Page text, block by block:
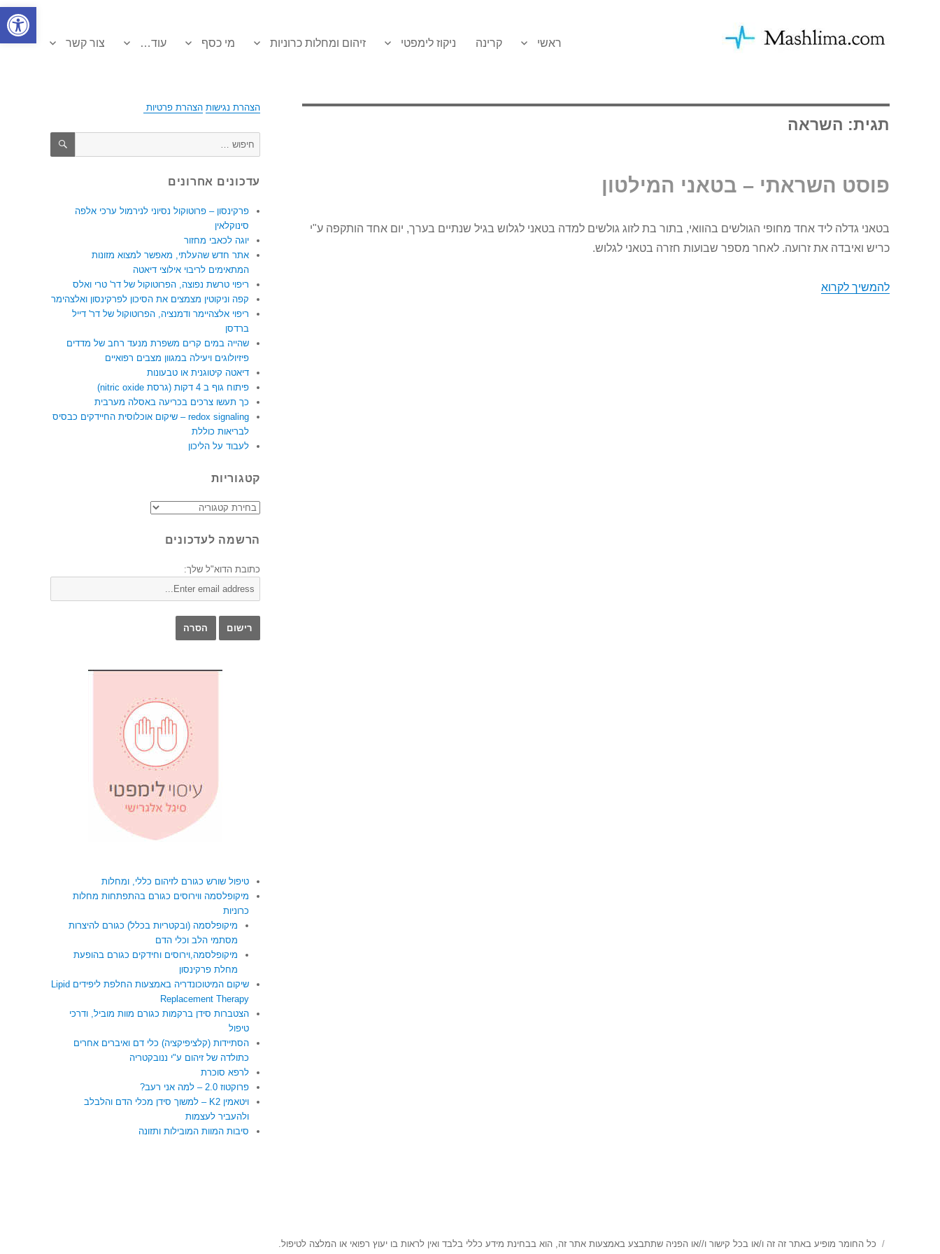
פתח
ראשי קרינה ניקוז לימפטי זיהום ומחלות כרוניות מי כסף עוד… צור קשר
תגית: השראה
פוסט השראתי – בטאני המילטון
בטאני גדלה ליד אחד מחופי הגולשים בהוואי, בתור בת לזוג גולשים למדה בטאני לגלוש בגיל שנתיים בערך, יום אחד הותקפה ע"י
כריש ואיבדה את זרועה. לאחר מספר שבועות חזרה בטאני לגלוש.
להמשיך לקרוא
הצהרת נגישות הצהרת פרטיות
חפש:
עדכונים אחרונים
פרקינסון – פרוטוקול נסיוני לנירמול ערכי אלפה
סינוקלאין
יוגה לכאבי מחזור
אתר חדש שהעלתי, מאפשר למצוא מזונות
המתאימים לריבוי אילוצי דיאטה
ריפוי טרשת נפוצה, הפרוטוקול של דר' טרי ואלס
קפה וניקוטין מצמצים את הסיכון לפרקינסון ואלצהימר
ריפוי אלצהיימר ודמנציה, הפרוטוקול של דר' דייל
ברדסן
שהייה במים קרים משפרת מנעד רחב של מדדים
פיזיולוגים ויעילה במגוון מצבים רפואיים
דיאטה קיטוגנית או טבעונות
פיתוח גוף ב 4 דקות (גרסת nitric oxide)
כך תעשו צרכים בכריעה באסלה מערבית
redox signaling – שיקום אוכלוסית החיידקים כבסיס
לבריאות כוללת
לעבוד על הליכון
קטגוריות
קטגוריות
הרשמה לעדכונים
כתובת הדוא"ל שלך:
טיפול שורש כגורם לזיהום כללי, ומחלות
מיקופלסמה ווירוסים כגורם בהתפתחות מחלות
כרוניות
מיקופלסמה (ובקטריות בכלל) כגורם להיצרות
מסתמי הלב וכלי הדם
מיקופלסמה,וירוסים וחידקים כגורם בהופעת
מחלת פרקינסון
שיקום המיטוכונדריה באמצעות החלפת ליפידים Lipid
Replacement Therapy
הצטברות סידן ברקמות כגורם מוות מוביל, ודרכי
טיפול
הסתיידות (קלציפיקציה) כלי דם ואיברים אחרים
כתולדה של זיהום ע"י ננובקטריה
לרפא סוכרת
פרוקטוז 2.0 – למה אני רעב?
ויטאמין K2 – למשוך סידן מכלי הדם והלבלב
ולהעביר לעצמות
סיבות המוות המובילות ותזונה
כל החומר מופיע באתר זה זה ו/או בכל קישור ו//או הפניה שתתבצע באמצעות אתר זה, הוא בבחינת מידע כללי בלבד ואין לראות בו יעוץ רפואי או המלצה לטיפול.